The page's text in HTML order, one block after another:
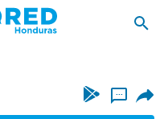
...